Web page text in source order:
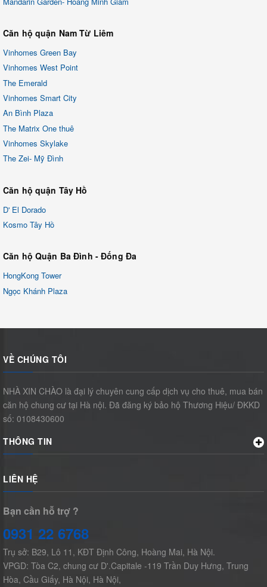
Căn hộ quận Nam Từ Liêm
Vinhomes Green Bay
Vinhomes West Point
The Emerald
Vinhomes Smart City
An Bình Plaza
The Matrix One thuê
Vinhomes Skylake
The Zei- Mỹ Đình
Căn hộ quận Tây Hồ
D' El Dorado
Kosmo Tây Hồ
Căn hộ Quận Ba Đình - Đống Đa
HongKong Tower
Ngọc Khánh Plaza
VỀ CHÚNG TÔI
NHÀ XIN CHÀO là đại lý chuyên cung cấp dịch vụ cho thuê, mua bán
căn hộ chung cư tại Hà nội. Đã đăng ký bảo hộ Thương Hiệu/ ĐKKD
số: 0108430600
THÔNG TIN
LIÊN HỆ
Bạn cần hỗ trợ ?
0931 22 6768
Trụ sở: B29, Lô 11, KĐT Định Công, Hoàng Mai, Hà Nội.
VPGD: Tòa C2, chung cư D'.Capitale -119 Trần Duy Hưng, Trung
Hòa, Cầu Giấy, Hà Nội, Hà Nội,